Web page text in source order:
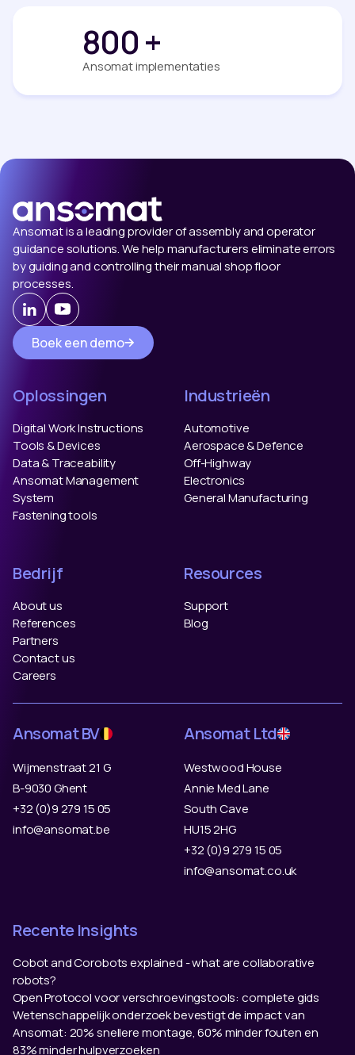
800+
Ansomat implementaties
Ansomat is a leading provider of assembly and operator
guidance solutions. We help manufacturers eliminate errors
by guiding and controlling their manual shop floor
processes.
Boek een demo
Oplossingen
Digital Work Instructions
Tools & Devices
Data & Traceability
Ansomat Management
System
Fastening tools
Industrieën
Automotive
Aerospace & Defence
Off-Highway
Electronics
General Manufacturing
Bedrijf
About us
References
Partners
Contact us
Careers
Resources
Support
Blog
Ansomat BV
Wijmenstraat 21 G
B-9030 Ghent
+32 (0)9 279 15 05
info@ansomat.be
Ansomat Ltd
Westwood House
Annie Med Lane
South Cave
HU15 2HG
+32 (0)9 279 15 05
info@ansomat.co.uk
Recente Insights
Cobot and Corobots explained - what are collaborative
robots?
Open Protocol voor verschroevingstools: complete gids
Wetenschappelijk onderzoek bevestigt de impact van
Ansomat: 20% snellere montage, 60% minder fouten en
83% minder hulpverzoeken